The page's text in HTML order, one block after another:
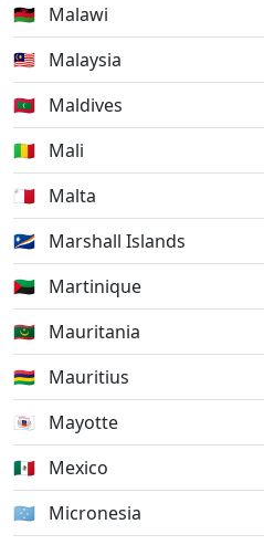
🇲🇼 Malawi
🇲🇾 Malaysia
🇲🇻 Maldives
🇲🇱 Mali
🇲🇹 Malta
🇲🇭 Marshall Islands
🇲🇶 Martinique
🇲🇷 Mauritania
🇲🇺 Mauritius
🇾🇹
Mayotte
🇲🇽 Mexico
🇫🇲 Micronesia